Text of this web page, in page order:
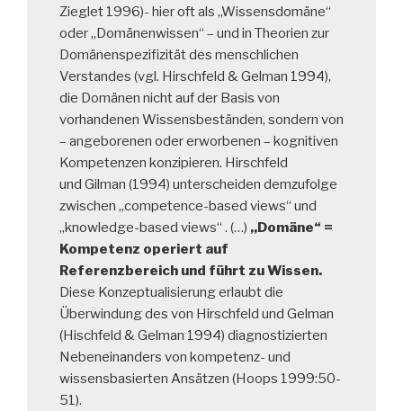
Zieglet 1996)- hier oft als ,,Wissensdomäne“
oder ,,Domänenwissen“ – und in Theorien zur
Domänenspezifizität des menschlichen
Verstandes (vgl. Hirschfeld & Gelman 1994),
die Domänen nicht auf der Basis von
vorhandenen Wissensbeständen, sondern von
– angeborenen oder erworbenen – kognitiven
Kompetenzen konzipieren. Hirschfeld
und Gilman (1994) unterscheiden demzufolge
zwischen ,,competence-based views“ und
,,knowledge-based views“ . (…) ,,Domäne“ =
Kompetenz operiert auf
Referenzbereich und führt zu Wissen.
Diese Konzeptualisierung erlaubt die
Überwindung des von Hirschfeld und Gelman
(Hischfeld & Gelman 1994) diagnostizierten
Nebeneinanders von kompetenz- und
wissensbasierten Ansätzen (Hoops 1999:50-
51).